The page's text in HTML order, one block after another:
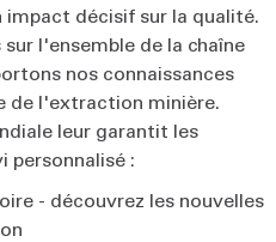
décisif sur la qualité.
l'ensemble de la chaîne
nos connaissances
de l'extraction minière.
leur garantit les
personnalisé :
- découvrez les nouvelles